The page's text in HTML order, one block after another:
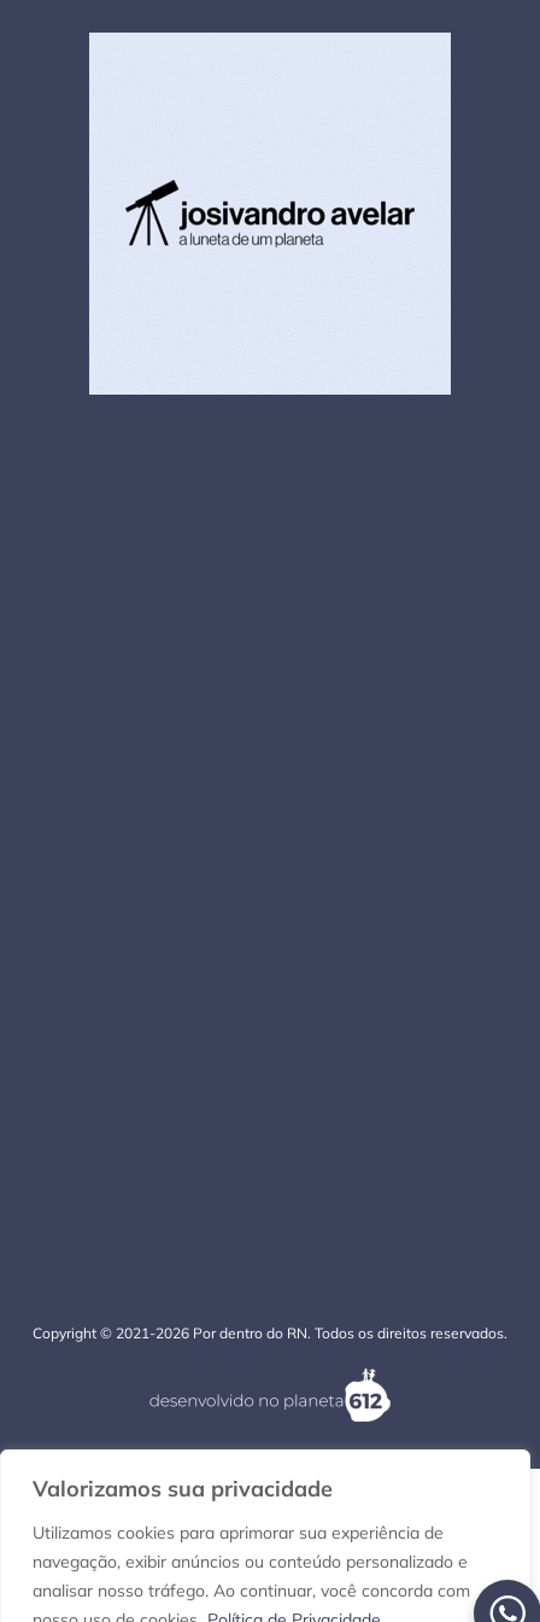
Valorizamos sua privacidade
Utilizamos cookies para aprimorar sua experiência de
navegação, exibir anúncios ou conteúdo personalizado e
analisar nosso tráfego. Ao continuar, você concorda com
Copyright © 2021-2026 Por dentro do RN. Todos os direitos reservados.